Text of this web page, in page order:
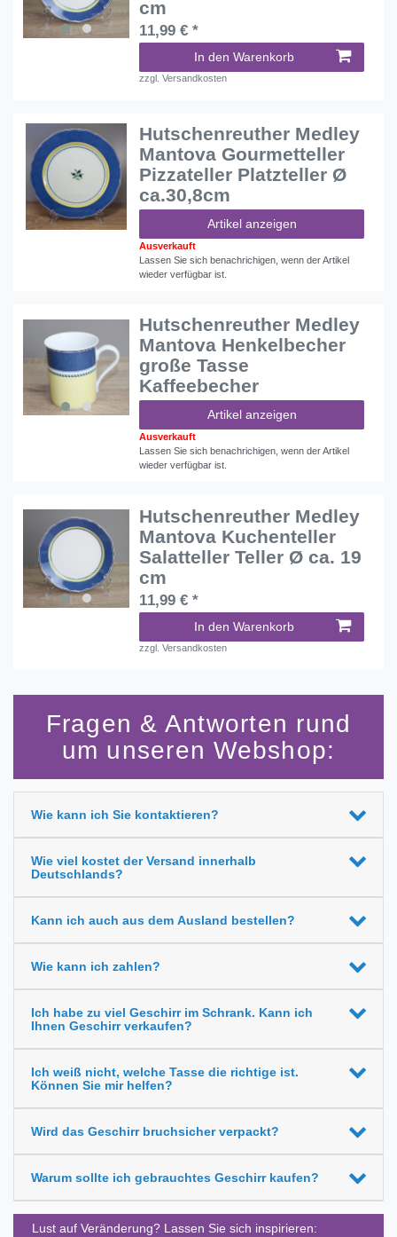
cm
11,99 € *
In den Warenkorb
zzgl.Versandkosten
Hutschenreuther Medley
Mantova Gourmetteller
Pizzateller Platzteller Ø
ca.30,8cm
Artikel anzeigen
Ausverkauft
Lassen Sie sich benachrichigen, wenn der Artikel
wieder verfügbar ist.
Hutschenreuther Medley
Mantova Henkelbecher
große Tasse
Kaffeebecher
Artikel anzeigen
Ausverkauft
Lassen Sie sich benachrichigen, wenn der Artikel
wieder verfügbar ist.
Hutschenreuther Medley
Mantova Kuchenteller
Salatteller Teller Ø ca. 19
cm
11,99 € *
In den Warenkorb
zzgl.Versandkosten
Fragen & Antworten rund
um unseren Webshop:
Wie kann ich Sie kontaktieren?
Wie viel kostet der Versand innerhalb
Deutschlands?
Kann ich auch aus dem Ausland bestellen?
Wie kann ich zahlen?
Ich habe zu viel Geschirr im Schrank. Kann ich
Ihnen Geschirr verkaufen?
Ich weiß nicht, welche Tasse die richtige ist.
Können Sie mir helfen?
Wird das Geschirr bruchsicher verpackt?
Warum sollte ich gebrauchtes Geschirr kaufen?
Lust auf Veränderung? Lassen Sie sich inspirieren: